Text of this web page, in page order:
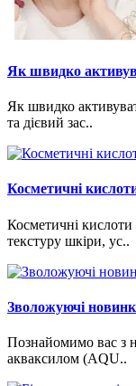
Як швидко
Як швидко
та дієвий зас..
Косметичні
Косметичні кислоти
текстуру шкіри, ус..
Зволожуючі
Познайомимо вас з
акваксилом (AQU..